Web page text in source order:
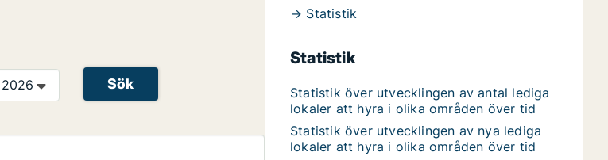
Sök
→ Statistik
Statistik
Statistik över utvecklingen av antal lediga
lokaler att hyra i olika områden över tid
Statistik över utvecklingen av nya lediga
lokaler att hyra i olika områden över tid